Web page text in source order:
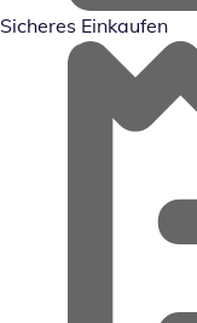
Sicheres Einkaufen